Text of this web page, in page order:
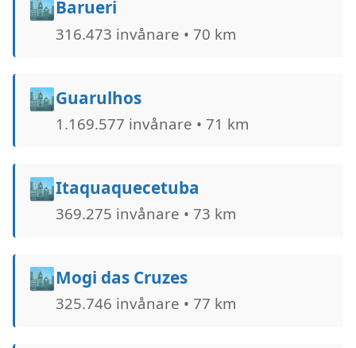
🏙️Barueri
316.473 invånare • 70 km
🏙️Guarulhos
1.169.577 invånare • 71 km
🏙️Itaquaquecetuba
369.275 invånare • 73 km
🏙️Mogi das Cruzes
325.746 invånare • 77 km